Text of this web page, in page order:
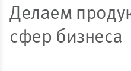
Делаем
сфер бизнеса